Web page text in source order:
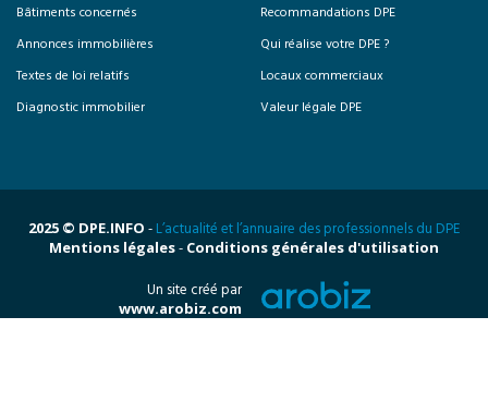
Bâtiments concernés
Annonces immobilières
Textes de loi relatifs
Diagnostic immobilier
Recommandations DPE
Qui réalise votre DPE ?
Locaux commerciaux
Valeur légale DPE
2025 © DPE.INFO - L’actualité et l’annuaire des professionnels du DPE
Mentions légales- Conditions générales d'utilisation
Un site créé par
www.arobiz.com